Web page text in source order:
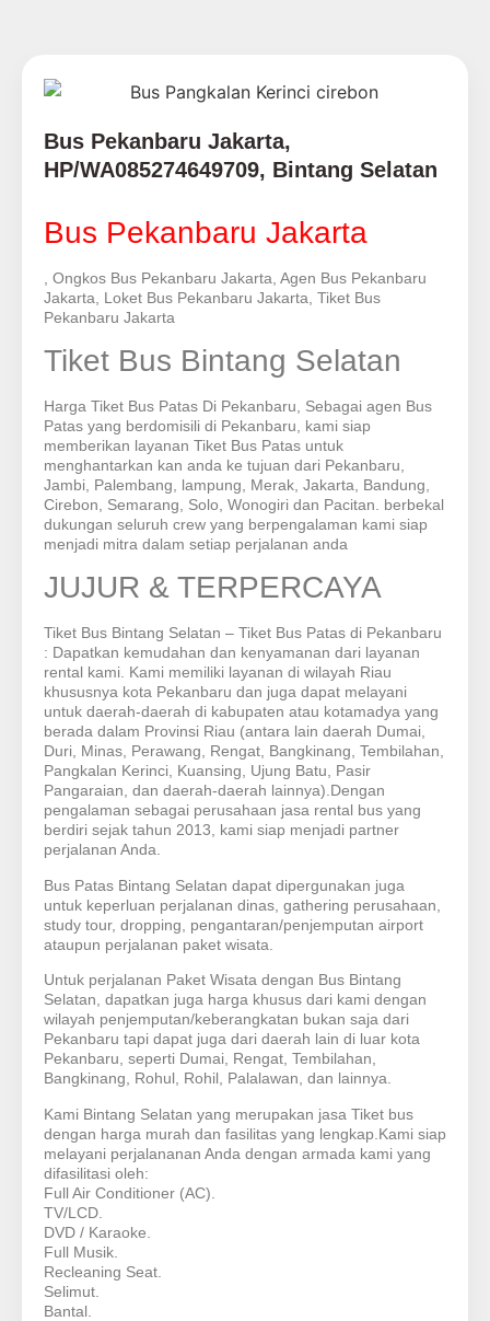
Bus Pekanbaru Jakarta,
HP/WA085274649709, Bintang Selatan
Bus Pekanbaru Jakarta
, Ongkos Bus Pekanbaru Jakarta, Agen Bus Pekanbaru
Jakarta, Loket Bus Pekanbaru Jakarta, Tiket Bus
Pekanbaru Jakarta
Tiket Bus Bintang Selatan
Harga Tiket Bus Patas Di Pekanbaru, Sebagai agen Bus
Patas yang berdomisili di Pekanbaru, kami siap
memberikan layanan Tiket Bus Patas untuk
menghantarkan kan anda ke tujuan dari Pekanbaru,
Jambi, Palembang, lampung, Merak, Jakarta, Bandung,
Cirebon, Semarang, Solo, Wonogiri dan Pacitan. berbekal
dukungan seluruh crew yang berpengalaman kami siap
menjadi mitra dalam setiap perjalanan anda
JUJUR & TERPERCAYA
Tiket Bus Bintang Selatan – Tiket Bus Patas di Pekanbaru
: Dapatkan kemudahan dan kenyamanan dari layanan
rental kami. Kami memiliki layanan di wilayah Riau
khususnya kota Pekanbaru dan juga dapat melayani
untuk daerah-daerah di kabupaten atau kotamadya yang
berada dalam Provinsi Riau (antara lain daerah Dumai,
Duri, Minas, Perawang, Rengat, Bangkinang, Tembilahan,
Pangkalan Kerinci, Kuansing, Ujung Batu, Pasir
Pangaraian, dan daerah-daerah lainnya).Dengan
pengalaman sebagai perusahaan jasa rental bus yang
berdiri sejak tahun 2013, kami siap menjadi partner
perjalanan Anda.
Bus Patas Bintang Selatan dapat dipergunakan juga
untuk keperluan perjalanan dinas, gathering perusahaan,
study tour, dropping, pengantaran/penjemputan airport
ataupun perjalanan paket wisata.
Untuk perjalanan Paket Wisata dengan Bus Bintang
Selatan, dapatkan juga harga khusus dari kami dengan
wilayah penjemputan/keberangkatan bukan saja dari
Pekanbaru tapi dapat juga dari daerah lain di luar kota
Pekanbaru, seperti Dumai, Rengat, Tembilahan,
Bangkinang, Rohul, Rohil, Palalawan, dan lainnya.
Kami Bintang Selatan yang merupakan jasa Tiket bus
dengan harga murah dan fasilitas yang lengkap.Kami siap
melayani perjalananan Anda dengan armada kami yang
difasilitasi oleh:
Full Air Conditioner (AC).
TV/LCD.
DVD / Karaoke.
Full Musik.
Recleaning Seat.
Selimut.
Bantal.